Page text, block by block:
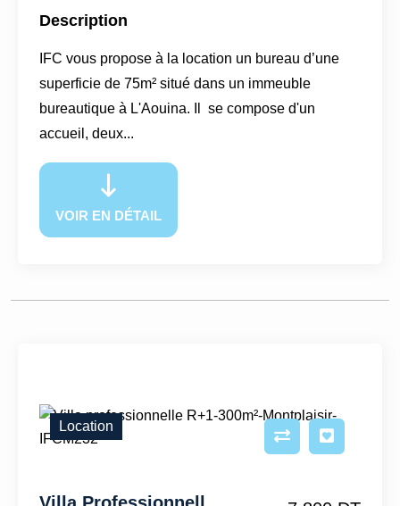
Description
IFC vous propose à la location un bureau d’une
superficie de 75m² situé dans un immeuble
bureautique à L'Aouina. Il se compose d'un
accueil, deux...
VOIR EN DÉTAIL
Location